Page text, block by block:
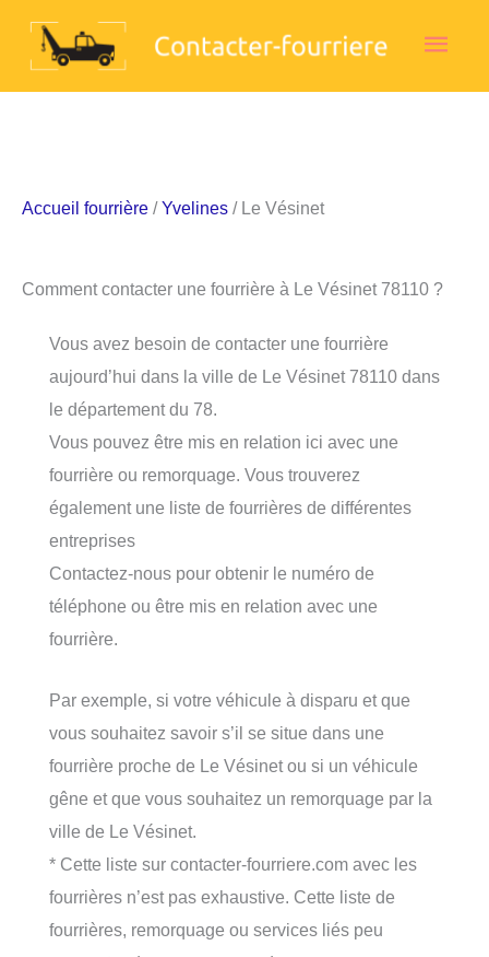
Accueil fourrière /Yvelines / Le Vésinet
Comment contacter une fourrière à Le Vésinet 78110 ?
Vous avez besoin de contacter une fourrière
aujourd’hui dans la ville de Le Vésinet 78110 dans
le département du 78.
Vous pouvez être mis en relation ici avec une
fourrière ou remorquage. Vous trouverez
également une liste de fourrières de différentes
entreprises
Contactez-nous pour obtenir le numéro de
téléphone ou être mis en relation avec une
fourrière.
Par exemple, si votre véhicule à disparu et que
vous souhaitez savoir s’il se situe dans une
fourrière proche de Le Vésinet ou si un véhicule
gêne et que vous souhaitez un remorquage par la
ville de Le Vésinet.
* Cette liste sur contacter-fourriere.com avec les
fourrières n’est pas exhaustive. Cette liste de
fourrières, remorquage ou services liés peu